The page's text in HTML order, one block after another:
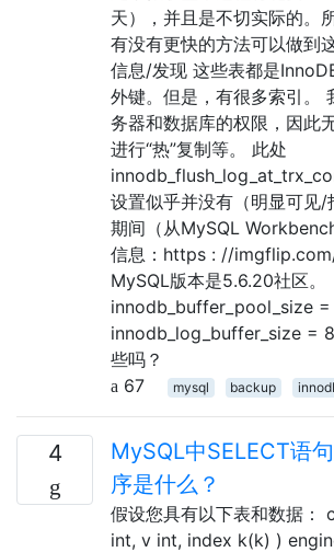
天），并且是不切实际的。
有没有更快的方法可以做到
信息/发现 这些表都是
外键。但是，有很多索引。
务器和数据库的权限，因此
进行“热”复制等。 此处
设置似乎并没有（明显可见/
期间（从MySQL
信息：https : //
MySQL版本是5.6.20社区。
innodb_buffer_pool_size =
innodb_log_buffer_size =
些吗？
67
mysql backup
4
MySQL中SELECT语
序是什么？
假设您具有以下表和数据
int, v int, index k(k) )